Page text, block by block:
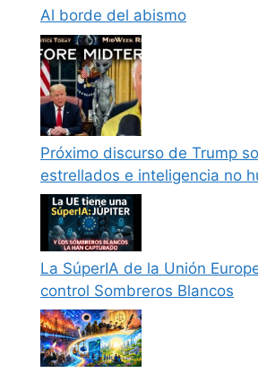
Al borde del abismo
Próximo discurso de Trump
estrellados e inteligencia no
La SúperIA de la Unión
control Sombreros Blancos